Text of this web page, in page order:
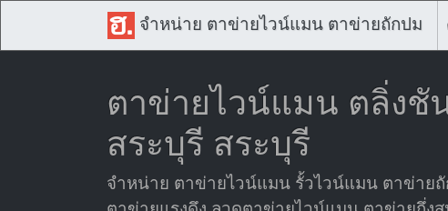
จำหน่าย ตาข่ายไวน์แมน ตาข่ายถักปม
ตาข่ายไวน์แมน ตลิ่งชั
สระบุรี สระบุรี
จำหน่าย ตาข่ายไวน์แมน รั้วไวน์แมน ตาข่าย